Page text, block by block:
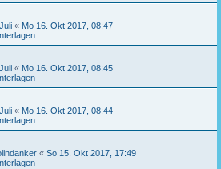
« Mo 16. Okt 2017, 08:47
« Mo 16. Okt 2017, 08:45
« Mo 16. Okt 2017, 08:44
« So 15. Okt 2017, 17:49